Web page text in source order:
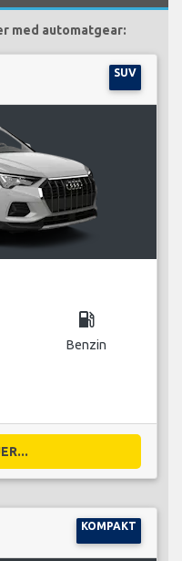
med automatgear:
SUV
local_gas_station
Benzin
KOMPAKT